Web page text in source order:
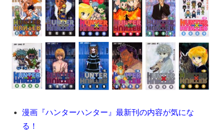
漫画『ハンターハンター』最新刊の内容が気にな
る！